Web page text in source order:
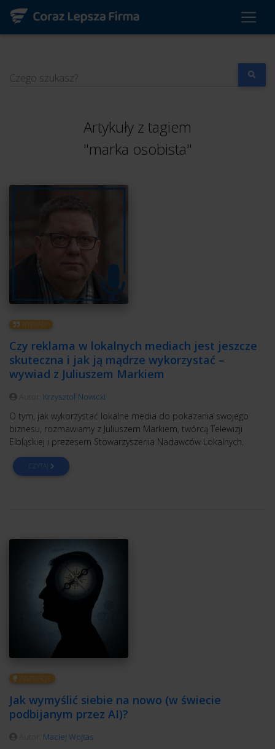
Czego szukasz?
Artykuły z tagiem
"marka osobista"
WYWIADY
Czy reklama w lokalnych mediach jest jeszcze
skuteczna i jak ją mądrze wykorzystać –
wywiad z Juliuszem Markiem
Krzysztof Nowicki
O tym, jak wykorzystać lokalne media do pokazania swojego
biznesu, rozmawiamy z Juliuszem Markiem, twórcą Telewizji
Elbląskiej i prezesem Stowarzyszenia Nadawców Lokalnych.
CZYTAJ
INSPIRACJE
Jak wymyślić siebie na nowo (w świecie
podbijanym przez AI)?
Maciej Wojtas